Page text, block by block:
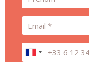
Email
Téléphone